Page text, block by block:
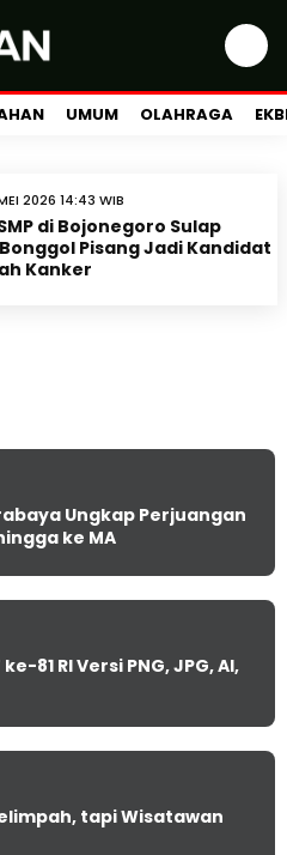
UMUM OLAHRAGA
2026 14:43 WIB
di Bojonegoro Sulap
Pisang Jadi Kandidat
Kanker
Ungkap Perjuangan
ke MA
81 RI Versi PNG, JPG, AI,
tapi Wisatawan